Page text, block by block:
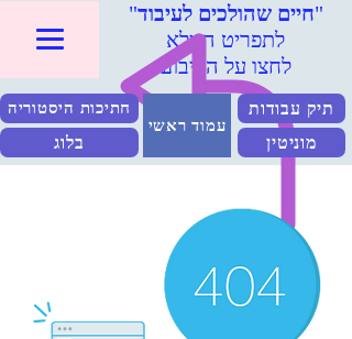
"חיים שהולכים לעיבוד"
לתפריט המלא
לחצו על הריבוע
חתיכות היסטוריה
בלוג
עמוד ראשי
תיק עבודות
מוניטין